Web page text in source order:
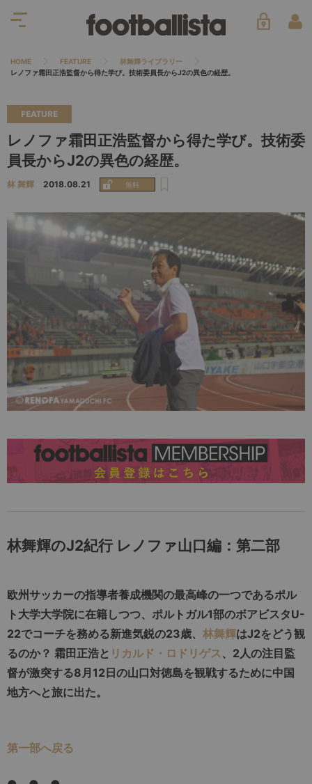
HOME FEATURE
林舞輝ライブラリー
レノファ霜田正浩監督から得た学び。技術委員長からJ2の異色の経歴。
FEATURE
レノファ霜田正浩監督から得た学び。技術委
員長からJ2の異色の経歴。
林 舞輝 2018.08.21
林舞輝のJ2紀行 レノファ山口編：第二部
欧州サッカーの指導者養成機関の最高峰の一つであるポル
ト大学大学院に在籍しつつ、ポルトガル1部のボアビスタU-
22でコーチを務める新進気鋭の23歳、 林舞輝はJ2をどう観
るのか？ 霜田正浩と リカルド・ロドリゲス、2人の注目監
督が激突する8月12日の山口対徳島を観戦するために中国
地方へと旅に出た。
第一部へ戻る